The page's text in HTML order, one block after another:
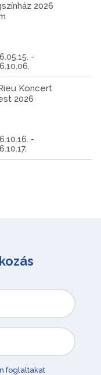
2026
-
Koncert
2026
-
foglaltakat